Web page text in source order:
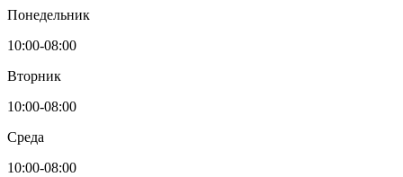
Понедельник
10:00-08:00
Вторник
10:00-08:00
Среда
10:00-08:00